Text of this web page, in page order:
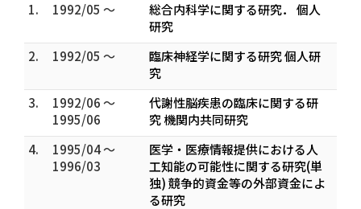
1.
1992/05 ～
総合内科学に関する研究． 個人
研究
2.
1992/05 ～
臨床神経学に関する研究 個人研
究
3.
1992/06 ～
1995/06
代謝性脳疾患の臨床に関する研
究 機関内共同研究
4.
1995/04 ～
1996/03
医学・医療情報提供における人
工知能の可能性に関する研究(単
独) 競争的資金等の外部資金によ
る研究